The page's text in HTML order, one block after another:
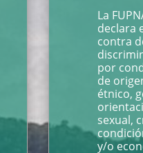
La
declara
contra
por
de
étnico,
sexual,
y/o